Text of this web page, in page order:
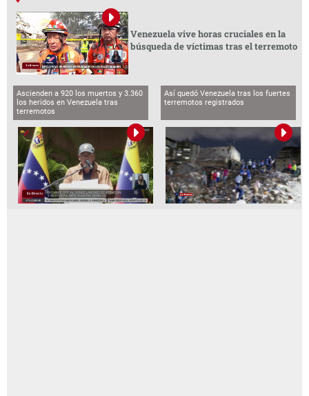
Venezuela vive horas cruciales en la
búsqueda de víctimas tras el terremoto
Ascienden a 920 los muertos y 3.360
los heridos en Venezuela tras
terremotos
Así quedó Venezuela tras los fuertes
terremotos registrados